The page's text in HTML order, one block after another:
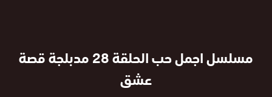
مسلسل اجمل حب الحلقة 28 مدبلجة قصة
عشق